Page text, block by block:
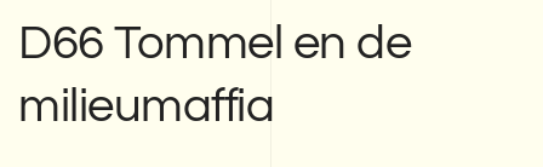
D66 Tommel en de
milieumaffia